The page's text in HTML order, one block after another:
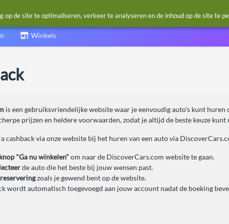
Winkels
is een gebruiksvriendelijke website waar je eenvoudig auto's kunt huren
prijzen en heldere voorwaarden, zodat je altijd de beste keuze
cashback via onze website bij het huren van een auto via
"Ga nu winkelen" om naar de DiscoverCars.com website te gaan.
de auto die het beste bij jouw wensen past.
zoals je gewend bent op de website.
wordt automatisch toegevoegd aan jouw account nadat de boeking
de site te optimaliseren, verkeer te analyseren en de inhoud op de site te